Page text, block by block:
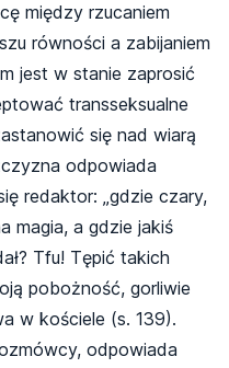
między rzucaniem
równości a zabijaniem
jest w stanie zaprosić
transseksualne
się nad wiarą
odpowiada
redaktor: „gdzie czary,
magia, a gdzie jakiś
Tfu! Tępić takich
pobożność, gorliwie
w kościele (s. 139).
odpowiada